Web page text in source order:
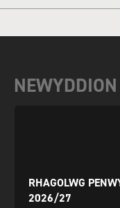
RHAGOLWG
2026/27